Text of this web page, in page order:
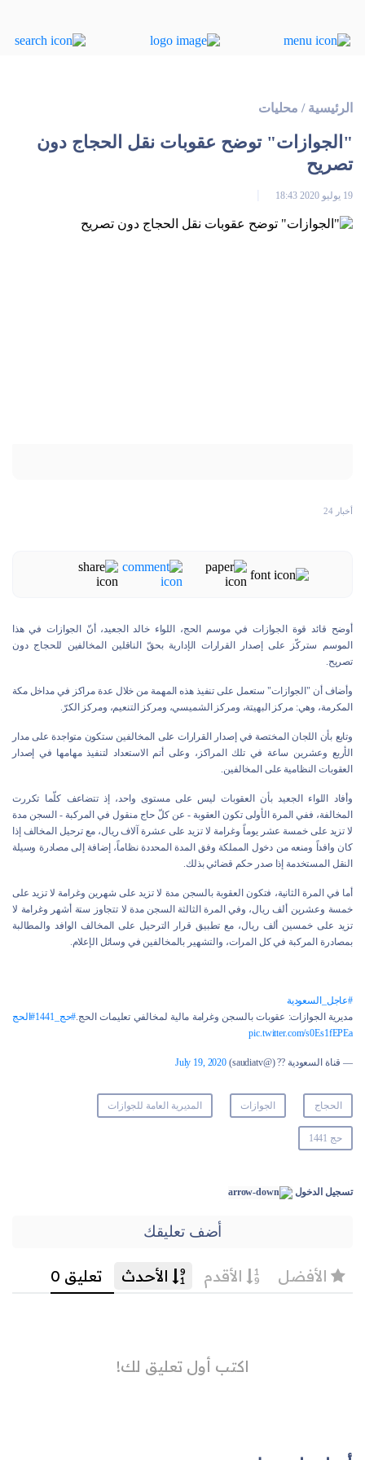
الرئيسية / محليات
"الجوازات" توضح عقوبات نقل الحجاج دون
تصريح
19 يوليو 2020 18:43
أخبار 24
أوضح قائد قوة الجوازات في موسم الحج، اللواء خالد الجعيد، أنّ الجوازات في هذا
الموسم ستركّز على إصدار القرارات الإدارية بحقّ الناقلين المخالفين للحجاج دون
تصريح.
وأضاف أن "الجوازات" ستعمل على تنفيذ هذه المهمة من خلال عدة مراكز في مداخل مكة
المكرمة، وهي: مركز البهيتة، ومركز الشميسي، ومركز التنعيم، ومركز الكرّ.
وتابع بأن اللجان المختصة في إصدار القرارات على المخالفين ستكون متواجدة على مدار
الأربع وعشرين ساعة في تلك المراكز، وعلى أتم الاستعداد لتنفيذ مهامها في إصدار
العقوبات النظامية على المخالفين.
وأفاد اللواء الجعيد بأن العقوبات ليس على مستوى واحد، إذ تتضاعف كلّما تكررت
المخالفة، ففي المرة الأولى تكون العقوبة - عن كلّ حاج منقول في المركبة - السجن مدة
لا تزيد على خمسة عشر يوماً وغرامة لا تزيد على عشرة آلاف ريال، مع ترحيل المخالف إذا
كان وافداً ومنعه من دخول المملكة وفق المدة المحددة نظاماً، إضافة إلى مصادرة وسيلة
النقل المستخدمة إذا صدر حكم قضائي بذلك.
أما في المرة الثانية، فتكون العقوبة بالسجن مدة لا تزيد على شهرين وغرامة لا تزيد على
خمسة وعشرين ألف ريال، وفي المرة الثالثة السجن مدة لا تتجاوز ستة أشهر وغرامة لا
تزيد على خمسين ألف ريال، مع تطبيق قرار الترحيل على المخالف الوافد والمطالبة
بمصادرة المركبة في كل المرات، والتشهير بالمخالفين في وسائل الإعلام.
#عاجل_السعودية
مديرية الجوازات: عقوبات بالسجن وغرامة مالية لمخالفي تعليمات الحج.#حج_1441
#الحج
pic.twitter.com/s0Es1fEPEa
— قناة السعودية ?? (@saudiatv) July 19, 2020
الحجاج الجوازات المديرية العامة للجوازات
حج 1441
تسجيل الدخول
أضف تعليقك